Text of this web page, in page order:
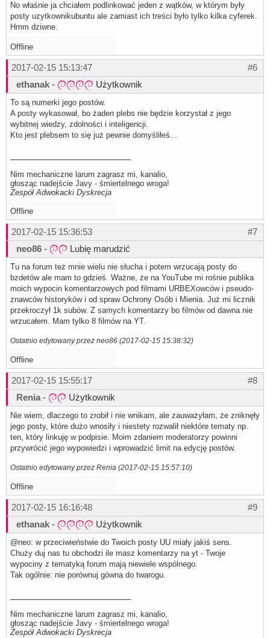
No właśnie ja chciałem podlinkować jeden z wątków, w którym były
posty uzytkownikubuntu ale zamiast ich treści było tylko kilka cyferek.
Hmm dziwne.
Offline
#6
2017-02-15 15:13:47
ethanak - Użytkownik
To są numerki jego postów.
A posty wykasował, bo żaden plebs nie będzie korzystał z jego
wybitnej wiedzy, zdolności i inteligencji.
Kto jest plebsem to się już pewnie domyśliłeś...
Nim mechaniczne larum zagrasz mi, kanalio,
głosząc nadejście Javy - śmiertelnego wroga!
Zespół Adwokacki Dyskrecja
Offline
#7
2017-02-15 15:36:53
neo86 - Lubię marudzić
Tu na forum też mnie wielu nie słucha i potem wrzucają posty do
bzdetów ale mam to gdzieś. Ważne, że na YouTube mi rośnie publika
moich wypocin komentarzowych pod filmami URBEXowców i pseudo-
znawców historyków i od spraw Ochrony Osób i Mienia. Już mi licznik
przekroczył 1k subów. Z samych komentarzy bo filmów od dawna nie
wrzucałem. Mam tylko 8 filmów na YT.
Ostatnio edytowany przez neo86 (2017-02-15 15:38:32)
Offline
#8
2017-02-15 15:55:17
Renia - Użytkownik
Nie wiem, dlaczego to zrobił i nie wnikam, ale zauważyłam, że zniknęły
jego posty, które dużo wnosiły i niestety rozwalił niektóre tematy np.
ten, który linkuję w podpisie. Moim zdaniem moderatorzy powinni
przywrócić jego wypowiedzi i wprowadzić limit na edycję postów.
Ostatnio edytowany przez Renia (2017-02-15 15:57:10)
Offline
#9
2017-02-15 16:16:48
ethanak - Użytkownik
@neo: w przeciwieństwie do Twoich posty UU miały jakiś sens.
Chuży duj nas tu obchodzi ile masz komentarzy na yt - Twoje
wypociny z tematyką forum mają niewiele wspólnego.
Tak ogólnie: nie porównuj gówna do twarogu.
Nim mechaniczne larum zagrasz mi, kanalio,
głosząc nadejście Javy - śmiertelnego wroga!
Zespół Adwokacki Dyskrecja